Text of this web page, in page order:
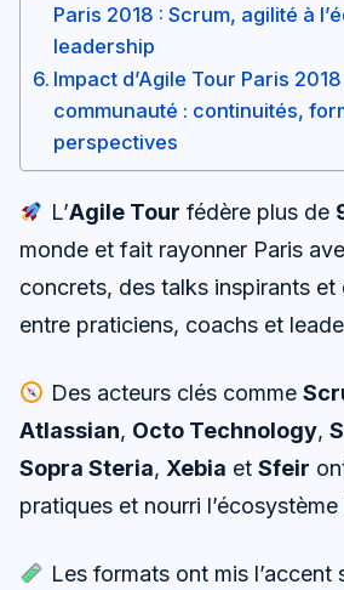
Paris 2018 : Scrum, agilité à
leadership
Impact d’Agile Tour Paris
communauté : continuités,
perspectives
L’Agile Tour fédère plus de
monde et fait rayonner Paris
concrets, des talks inspirants et
entre praticiens, coachs et
Des acteurs clés comme
Atlassian, Octo Technology,
Sopra Steria, Xebia et Sfeir
pratiques et nourri l’écosystème
Les formats ont mis l’accent